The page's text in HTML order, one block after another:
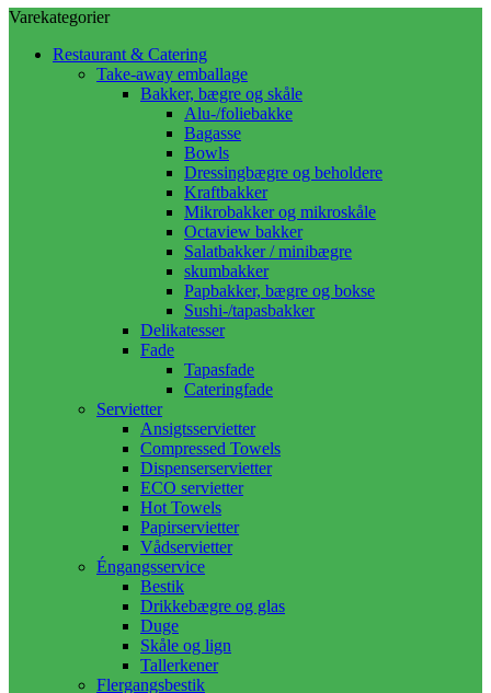
Varekategorier
Restaurant & Catering
Take-away emballage
Bakker, bægre og skåle
Alu-/foliebakke
Bagasse
Bowls
Dressingbægre og beholdere
Kraftbakker
Mikrobakker og mikroskåle
Octaview bakker
Salatbakker / minibægre
skumbakker
Papbakker, bægre og bokse
Sushi-/tapasbakker
Delikatesser
Fade
Tapasfade
Cateringfade
Servietter
Ansigtsservietter
Compressed Towels
Dispenserservietter
ECO servietter
Hot Towels
Papirservietter
Vådservietter
Éngangsservice
Bestik
Drikkebægre og glas
Duge
Skåle og lign
Tallerkener
Flergangsbestik